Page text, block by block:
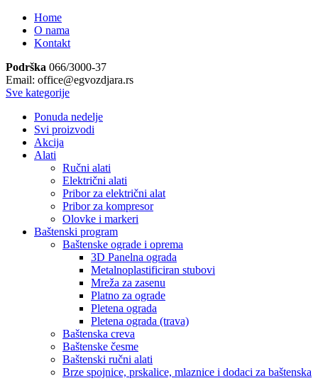
Home
O nama
Kontakt
Podrška 066/3000-37
Email: office@egvozdjara.rs
Sve kategorije
Ponuda nedelje
Svi proizvodi
Akcija
Alati
Ručni alati
Električni alati
Pribor za električni alat
Pribor za kompresor
Olovke i markeri
Baštenski program
Baštenske ograde i oprema
3D Panelna ograda
Metalnoplastificiran stubovi
Mreža za zasenu
Platno za ograde
Pletena ograda
Pletena ograda (trava)
Baštenska creva
Baštenske česme
Baštenski ručni alati
Brze spojnice, prskalice, mlaznice i dodaci za baštenska